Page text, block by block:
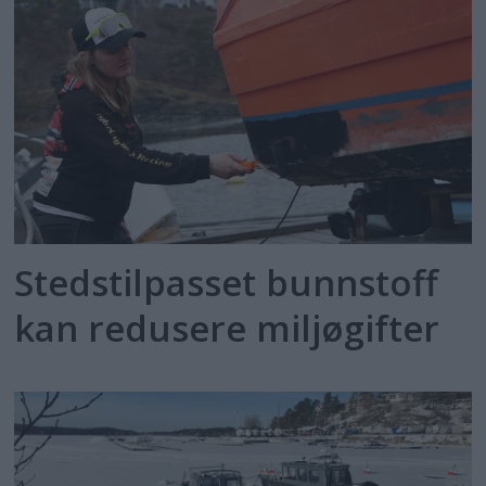
Stedstilpasset bunnstoff
kan redusere miljøgifter